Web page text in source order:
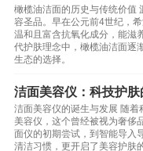
橄榄油洁面的历史与传统价值
容圣品。早在公元前4世纪，
温和且富含抗氧化成分，能滋
代护肤理念中，橄榄油洁面逐
生态的选择。
洁面美容仪：科技护肤
洁面美容仪的诞生与发展 随
美容仪，这个曾经被视为奢侈
面仪的初期尝试，到智能导入
清洁习惯，更开启了美容护肤